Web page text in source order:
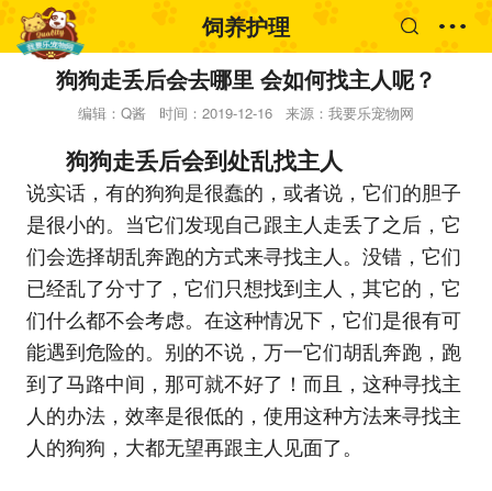
饲养护理
狗狗走丢后会去哪里 会如何找主人呢？
编辑：Q酱 时间：2019-12-16 来源：我要乐宠物网
狗狗走丢后会到处乱找主人
说实话，有的狗狗是很蠢的，或者说，它们的胆子
是很小的。当它们发现自己跟主人走丢了之后，它
们会选择胡乱奔跑的方式来寻找主人。没错，它们
已经乱了分寸了，它们只想找到主人，其它的，它
们什么都不会考虑。在这种情况下，它们是很有可
能遇到危险的。别的不说，万一它们胡乱奔跑，跑
到了马路中间，那可就不好了！而且，这种寻找主
人的办法，效率是很低的，使用这种方法来寻找主
人的狗狗，大都无望再跟主人见面了。